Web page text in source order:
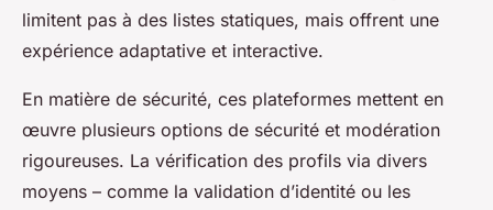
limitent pas à des listes statiques, mais offrent une
expérience adaptative et interactive.
En matière de sécurité, ces plateformes mettent en
œuvre plusieurs options de sécurité et modération
rigoureuses. La vérification des profils via divers
moyens – comme la validation d’identité ou les